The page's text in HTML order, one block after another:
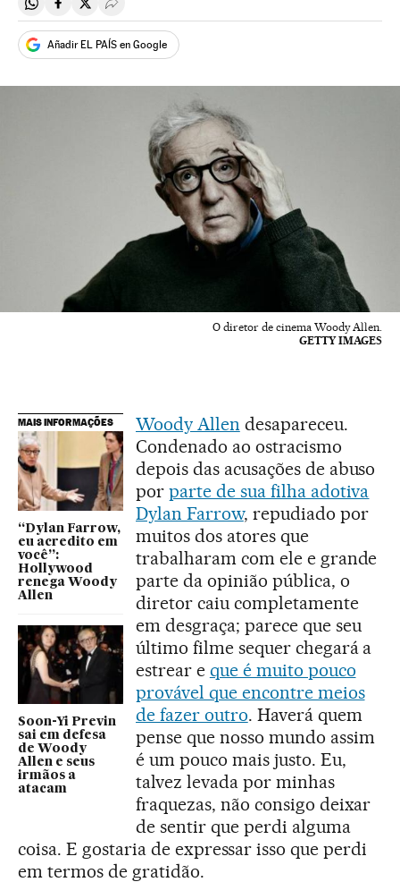
Compartir en Whatsapp
Compartir en Facebook
Compartir en Twitter
Desplegar Redes Sociales
Añadir EL PAÍS en Google
O diretor de cinema Woody Allen.
GETTY IMAGES
MAIS INFORMAÇÕES
“Dylan Farrow,
eu acredito em
você”:
Hollywood
renega Woody
Allen
Soon-Yi Previn
sai em defesa
de Woody
Allen e seus
irmãos a
atacam
Woody Allen desapareceu.
Condenado ao ostracismo
depois das acusações de abuso
por parte de sua filha adotiva
Dylan Farrow, repudiado por
muitos dos atores que
trabalharam com ele e grande
parte da opinião pública, o
diretor caiu completamente
em desgraça; parece que seu
último filme sequer chegará a
estrear e que é muito pouco
provável que encontre meios
de fazer outro. Haverá quem
pense que nosso mundo assim
é um pouco mais justo. Eu,
talvez levada por minhas
fraquezas, não consigo deixar
de sentir que perdi alguma
coisa. E gostaria de expressar isso que perdi
em termos de gratidão.